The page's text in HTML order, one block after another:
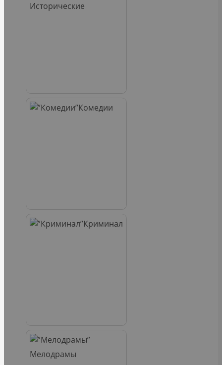
Исторические
Комедии
Криминал
Мелодрамы